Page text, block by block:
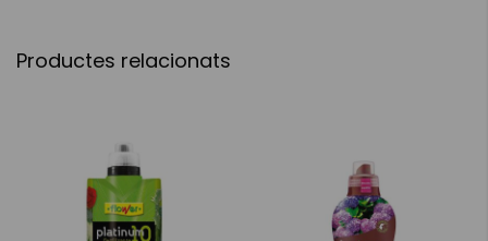
Productes relacionats